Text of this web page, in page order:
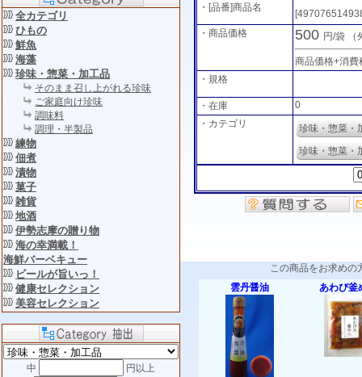
全カテゴリ
ひもの
鮮魚
海藻
珍味・惣菜・加工品
そのまま召し上がれる珍味
ご家庭向け珍味
調味料
調理・半製品
練物
佃煮
漬物
菓子
雑貨
地酒
伊勢志摩の贈り物
海の幸満載！
海鮮バーベキュー
ビールが旨いっ！
健康セレクション
美容セレクション
中
円以上
・[品番]商品名
・商品価格
500 円/袋
商品価格+消費
・規格
・在庫
0
・カテゴリ
珍味・惣菜・
珍味・惣菜・
この商品をお求めの
雲丹醤油
あわび釜